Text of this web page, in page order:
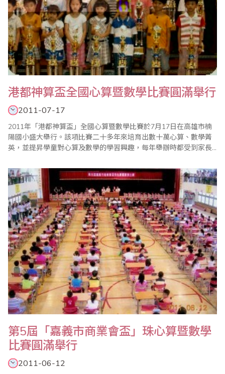
港都神算盃全國心算暨數學比賽圓滿舉行
2011-07-17
2011年「港都神算盃」全國心算暨數學比賽於7月17日在高雄市楠
陽國小盛大舉行。該項比賽二十多年來培育出數十萬心算、數學菁
英，並提昇學童對心算及數學的學習興趣，每年舉辦時都受到家長
目，共計1000多名選手參賽。上午8點準時進行第一場心算比賽，8
點50分第二場數學比賽。10點成績陸續公佈，分為幼稚園、一年級
到六年級等組，一切作業迅速、..
第5屆「嘉義市商業會盃」珠心算暨數學
比賽圓滿舉行
2011-06-12